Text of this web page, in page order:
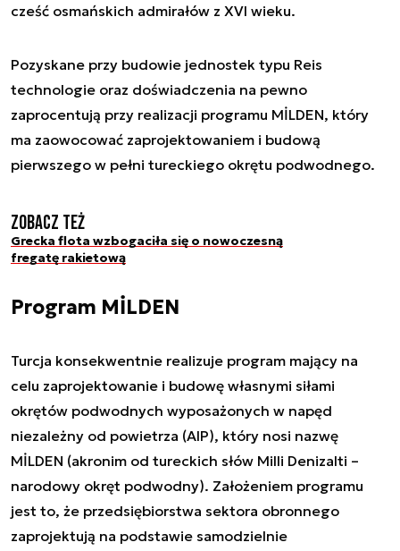
cześć osmańskich admirałów z XVI wieku.
Pozyskane przy budowie jednostek typu Reis
technologie oraz doświadczenia na pewno
zaprocentują przy realizacji programu MİLDEN, który
ma zaowocować zaprojektowaniem i budową
pierwszego w pełni tureckiego okrętu podwodnego.
Zobacz też
Grecka flota wzbogaciła się o nowoczesną
fregatę rakietową
Program MİLDEN
Turcja konsekwentnie realizuje program mający na
celu zaprojektowanie i budowę własnymi siłami
okrętów podwodnych wyposażonych w napęd
niezależny od powietrza (AIP), który nosi nazwę
MİLDEN (akronim od tureckich słów Milli Denizalti –
narodowy okręt podwodny). Założeniem programu
jest to, że przedsiębiorstwa sektora obronnego
zaprojektują na podstawie samodzielnie